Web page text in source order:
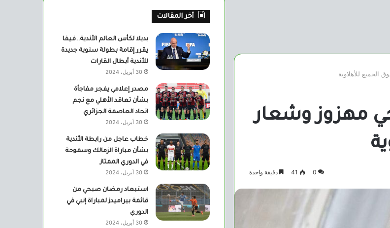
للأهلاوية
مهزوز وشعار
0
41 دقيقة واحدة
أخر المقالات
بديلا لكأس العالم الأندية..فيفا
يقرر إقامة بطولة سنوية جديدة
للأندية أبطال القارات
30 أبريل، 2024
مصدر إعلامي يفجر مفاجأة
بشأن تعاقد الأهلي مع نجم
اتحاد العاصمة الجزائري
30 أبريل، 2024
خطاب عاجل من رابطة الأندية
بشأن مباراة الزمالك وسموحة
في الدوري الممتاز
30 أبريل، 2024
استبعاد رمضان صبحي من
قائمة بيراميدز لمباراة إنبي في
الدوري
30 أبريل، 2024